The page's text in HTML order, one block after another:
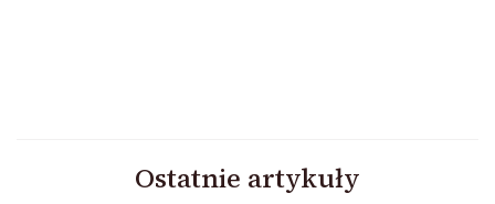
Ostatnie artykuły